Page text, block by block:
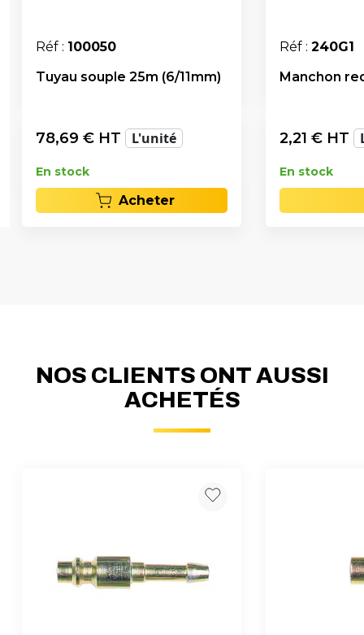
Réf : 100050
Tuyau souple 25m (6/11mm)
78,69 € HT L'unité
En stock
Acheter
Réf : 240G1
Manchon
2,21 € HT
En stock
NOS CLIENTS ONT AUSSI
ACHETÉS